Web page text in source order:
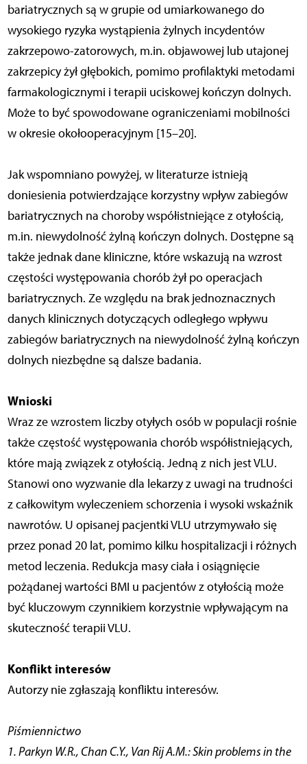
bariatrycznych są w grupie od umiarkowanego do
wysokiego ryzyka wystąpienia żylnych incydentów
zakrzepowo-zatorowych, m.in. objawowej lub utajonej
zakrzepicy żył głębokich, pomimo profilaktyki metodami
farmakologicznymi i terapii uciskowej kończyn dolnych.
Może to być spowodowane ograniczeniami mobilności
w okresie okołooperacyjnym [15–20].
Jak wspomniano powyżej, w literaturze istnieją
doniesienia potwierdzające korzystny wpływ zabiegów
bariatrycznych na choroby współistniejące z otyłością,
m.in. niewydolność żylną kończyn dolnych. Dostępne są
także jednak dane kliniczne, które wskazują na wzrost
częstości występowania chorób żył po operacjach
bariatrycznych. Ze względu na brak jednoznacznych
danych klinicznych dotyczących odległego wpływu
zabiegów bariatrycznych na niewydolność żylną kończyn
dolnych niezbędne są dalsze badania.
Wnioski
Wraz ze wzrostem liczby otyłych osób w populacji rośnie
także częstość występowania chorób współistniejących,
które mają związek z otyłością. Jedną z nich jest VLU.
Stanowi ono wyzwanie dla lekarzy z uwagi na trudności
z całkowitym wyleczeniem schorzenia i wysoki wskaźnik
nawrotów. U opisanej pacjentki VLU utrzymywało się
przez ponad 20 lat, pomimo kilku hospitalizacji i różnych
metod leczenia. Redukcja masy ciała i osiągnięcie
pożądanej wartości BMI u pacjentów z otyłością może
być kluczowym czynnikiem korzystnie wpływającym na
skuteczność terapii VLU.
Konflikt interesów
Autorzy nie zgłaszają konfliktu interesów.
Piśmiennictwo
1. Parkyn W.R., Chan C.Y., Van Rij A.M.: Skin problems in the